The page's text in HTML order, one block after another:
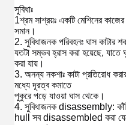
সুবিধাঃ
1শ্রম সাশ্রয়ঃ একটি মেশিনের
সমান।
2. সুবিধাজনক পরিবহনঃ ঘাস কাটার
যতটা সম্ভব হ্রাস করা হয়েছে,
করা যায়।
3. অনন্য নকশাঃ কাটা প্রতিরোধ
মধ্যে দূরত্ব কমাতে
পুকুরে পড়ে যাওয়া ঘাস থেকে।
4. সুবিধাজনক disassembly:
hull সব disassembled করা